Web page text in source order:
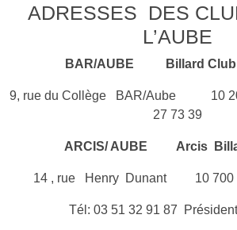
ADRESSES DES
L’AUBE
BAR/AUBE Billard Club
9, rue du Collège BAR/Aube
27 73 39
ARCIS/ AUBE Arcis
14 , rue Henry Dunant 10
Tél: 03 51 32 91 87